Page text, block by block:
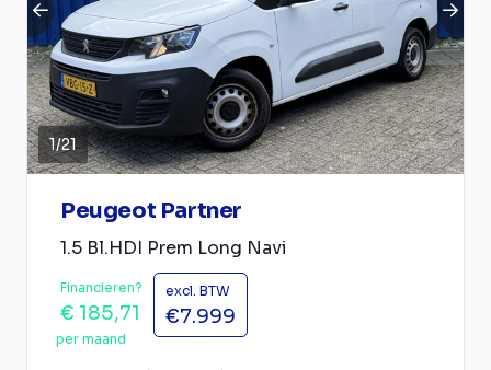
1/21
Peugeot Partner
1.5 Bl.HDI Prem Long Navi
Financieren?
€ 185,71
per maand
excl. BTW
€7.999